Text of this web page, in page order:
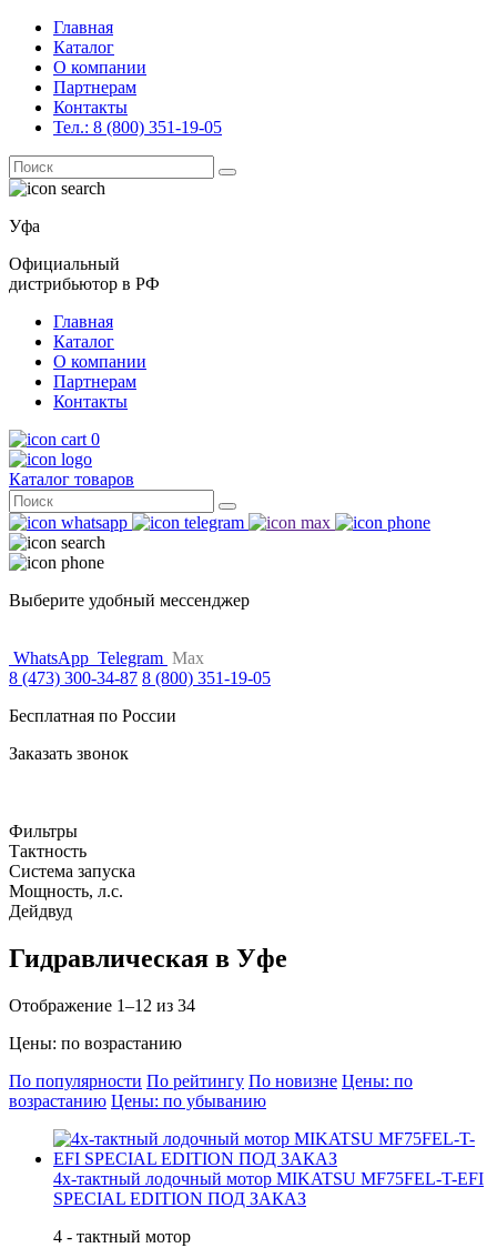
Главная
Каталог
О компании
Партнерам
Контакты
Тел.: 8 (800) 351-19-05
Поиск
for:
Уфа
Официальный
дистрибьютор в РФ
Главная
Каталог
О компании
Партнерам
Контакты
0
Каталог товаров
Поиск
for:
Выберите удобный мессенджер
WhatsApp Telegram Max
8 (473) 300-34-87 8 (800) 351-19-05
Бесплатная по России
Заказать звонок
Фильтры
Тактность
Система запуска
Мощность, л.с.
Дейдвуд
Гидравлическая в Уфе
Отображение 1–12 из 34
Цены: по возрастанию
По популярности По рейтингу По новизне Цены: по
возрастанию Цены: по убыванию
4х-тактный лодочный мотор MIKATSU MF75FEL-T-EFI
SPECIAL EDITION ПОД ЗАКАЗ
4 - тактный мотор